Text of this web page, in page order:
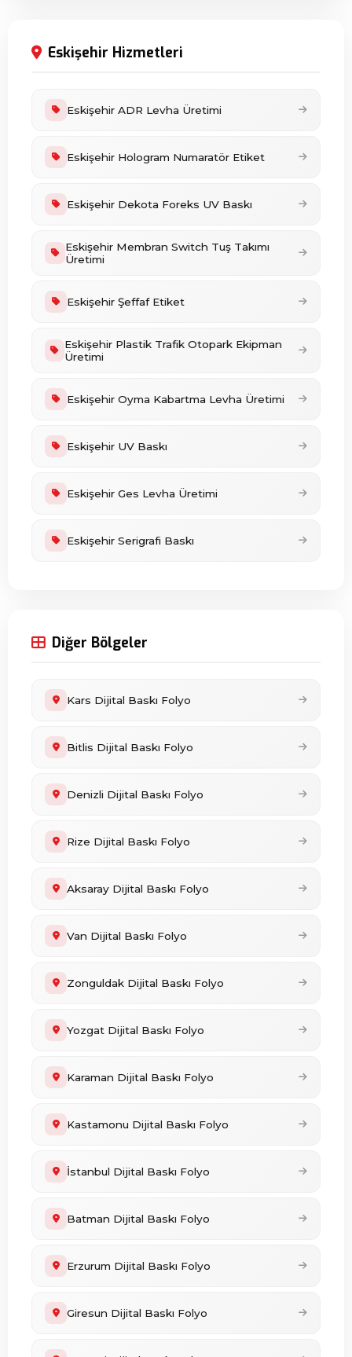
Eskişehir Hizmetleri
Eskişehir ADR Levha Üretimi
Eskişehir Hologram Numaratör Etiket
Eskişehir Dekota Foreks UV Baskı
Eskişehir Membran Switch Tuş Takımı
Üretimi
Eskişehir Şeffaf Etiket
Eskişehir Plastik Trafik Otopark Ekipman
Üretimi
Eskişehir Oyma Kabartma Levha Üretimi
Eskişehir UV Baskı
Eskişehir Ges Levha Üretimi
Eskişehir Serigrafi Baskı
Diğer Bölgeler
Kars Dijital Baskı Folyo
Bitlis Dijital Baskı Folyo
Denizli Dijital Baskı Folyo
Rize Dijital Baskı Folyo
Aksaray Dijital Baskı Folyo
Van Dijital Baskı Folyo
Zonguldak Dijital Baskı Folyo
Yozgat Dijital Baskı Folyo
Karaman Dijital Baskı Folyo
Kastamonu Dijital Baskı Folyo
İstanbul Dijital Baskı Folyo
Batman Dijital Baskı Folyo
Erzurum Dijital Baskı Folyo
Giresun Dijital Baskı Folyo